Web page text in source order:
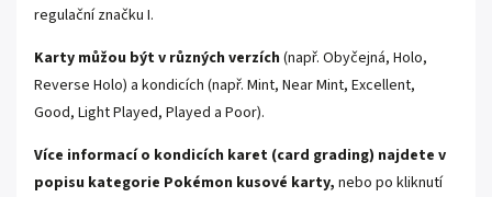
regulační značku I.
Karty můžou být v různých verzích (např. Obyčejná, Holo,
Reverse Holo) a kondicích (např. Mint, Near Mint, Excellent,
Good, Light Played, Played a Poor).
Více informací o kondicích karet (card grading) najdete v
popisu kategorie Pokémon kusové karty, nebo po kliknutí